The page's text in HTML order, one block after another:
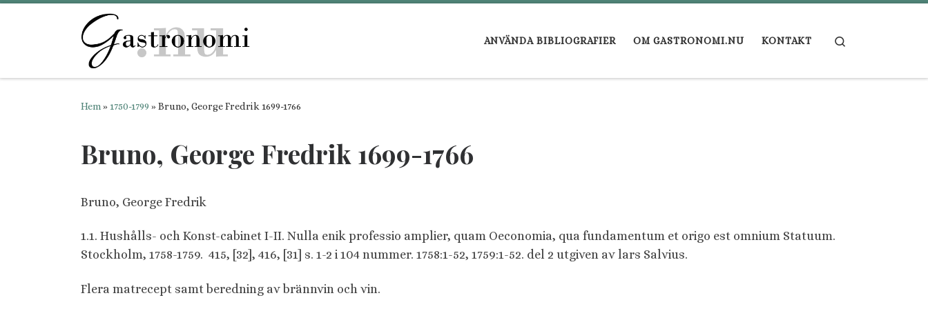
Hoppa till innehåll
ANVÄNDA BIBLIOGRAFIER OM GASTRONOMI.NU KONTAKT
Hem »1750-1799 »Bruno, George Fredrik 1699-1766
Bruno, George Fredrik 1699-1766
Bruno, George Fredrik
1.1. Hushålls- och Konst-cabinet I-II. Nulla enik professio amplier, quam Oeconomia, qua fundamentum et origo est omnium Statuum.
Stockholm, 1758-1759. 415, [32], 416, [31] s. 1-2 i 104 nummer. 1758:1-52, 1759:1-52. del 2 utgiven av lars Salvius.
Flera matrecept samt beredning av brännvin och vin.